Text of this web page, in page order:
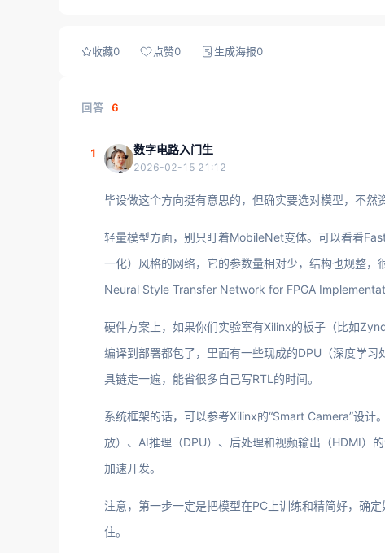
收藏0 点赞0 生成海报0
回答 6
1 数字电路入门生
2026-02-15 21:12
毕设做这个方向挺有意思的，但确实要选对模型，不然
轻量模型方面，别只盯着MobileNet变体。可以看看
一化）风格的网络，它的参数量相对少，结构也规整
Neural Style Transfer Network for FPGA
硬件方案上，如果你们实验室有Xilinx的板子（比如
编译到部署都包了，里面有一些现成的DPU（深度学
具链走一遍，能省很多自己写RTL的时间。
系统框架的话，可以参考Xilinx的“Smart Camera”设
放）、AI推理（DPU）、后处理和视频输出（HDMI）
加速开发。
注意，第一步一定是把模型在PC上训练和精简好，确
住。